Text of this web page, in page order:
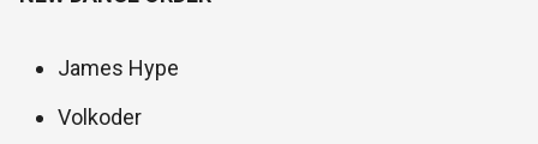
James Hype
Volkoder